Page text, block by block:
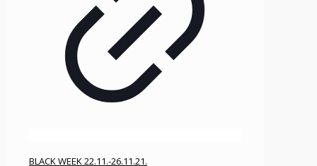
BLACK WEEK 22.11.-26.11.21.